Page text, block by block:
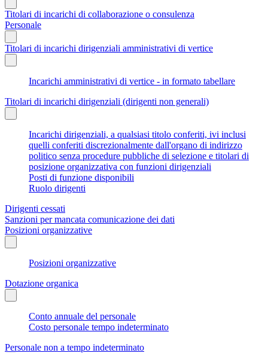
Titolari di incarichi di collaborazione o consulenza
Personale
Titolari di incarichi dirigenziali amministrativi di vertice
Incarichi amministrativi di vertice - in formato tabellare
Titolari di incarichi dirigenziali (dirigenti non generali)
Incarichi dirigenziali, a qualsiasi titolo conferiti, ivi inclusi
quelli conferiti discrezionalmente dall'organo di indirizzo
politico senza procedure pubbliche di selezione e titolari di
posizione organizzativa con funzioni dirigenziali
Posti di funzione disponibili
Ruolo dirigenti
Dirigenti cessati
Sanzioni per mancata comunicazione dei dati
Posizioni organizzative
Posizioni organizzative
Dotazione organica
Conto annuale del personale
Costo personale tempo indeterminato
Personale non a tempo indeterminato